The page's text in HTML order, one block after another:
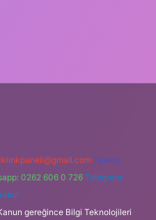
Teams:
0262 606 0 726 Telegram:
gereğince Bilgi Teknolojileri